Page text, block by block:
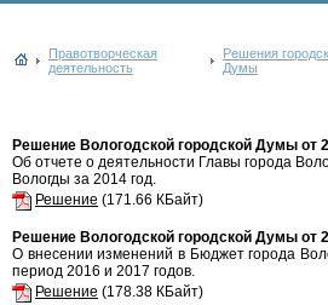
Правотворческая
деятельность
Решения
Думы
Решение Вологодской городской Думы от
Об отчете о деятельности Главы города
Вологды за 2014 год.
Решение (171.66 КБайт)
Решение Вологодской городской Думы от
О внесении изменений в Бюджет города
период 2016 и 2017 годов.
Решение (178.38 КБайт)